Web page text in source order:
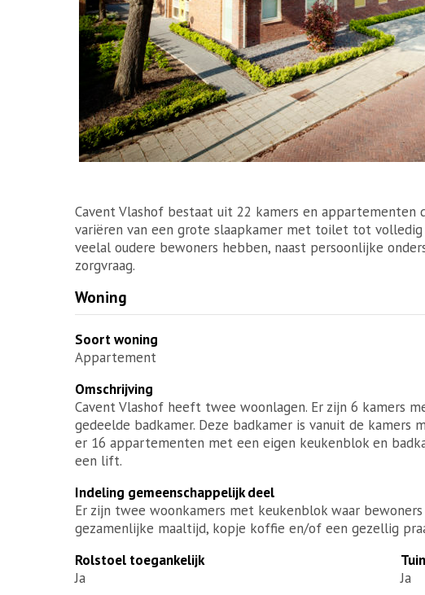
Cavent Vlashof bestaat uit 22 kamers en appartementen
variëren van een grote slaapkamer met toilet tot
veelal oudere bewoners hebben, naast persoonlijke
zorgvraag.
Woning
Soort woning
Appartement
Omschrijving
Cavent Vlashof heeft twee woonlagen. Er zijn 6 kamers
gedeelde badkamer. Deze badkamer is vanuit de
er 16 appartementen met een eigen keukenblok en
een lift.
Indeling gemeenschappelijk deel
Er zijn twee woonkamers met keukenblok waar
gezamenlijke maaltijd, kopje koffie en/of een gezellig
Rolstoel toegankelijk
Ja
Tuin
Ja